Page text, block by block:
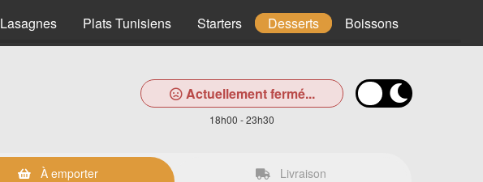
Lasagnes Plats Tunisiens Starters Desserts Boissons
Actuellement fermé...
18h00 - 23h30
À emporter Livraison